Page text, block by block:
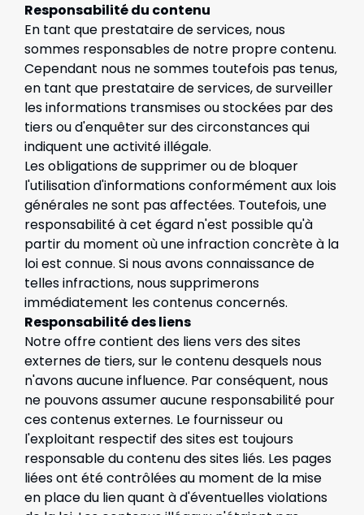
Responsabilité du contenu
En tant que prestataire de services, nous
sommes responsables de notre propre contenu.
Cependant nous ne sommes toutefois pas tenus,
en tant que prestataire de services, de surveiller
les informations transmises ou stockées par des
tiers ou d'enquêter sur des circonstances qui
indiquent une activité illégale.
Les obligations de supprimer ou de bloquer
l'utilisation d'informations conformément aux lois
générales ne sont pas affectées. Toutefois, une
responsabilité à cet égard n'est possible qu'à
partir du moment où une infraction concrète à la
loi est connue. Si nous avons connaissance de
telles infractions, nous supprimerons
immédiatement les contenus concernés.
Responsabilité des liens
Notre offre contient des liens vers des sites
externes de tiers, sur le contenu desquels nous
n'avons aucune influence. Par conséquent, nous
ne pouvons assumer aucune responsabilité pour
ces contenus externes. Le fournisseur ou
l'exploitant respectif des sites est toujours
responsable du contenu des sites liés. Les pages
liées ont été contrôlées au moment de la mise
en place du lien quant à d'éventuelles violations